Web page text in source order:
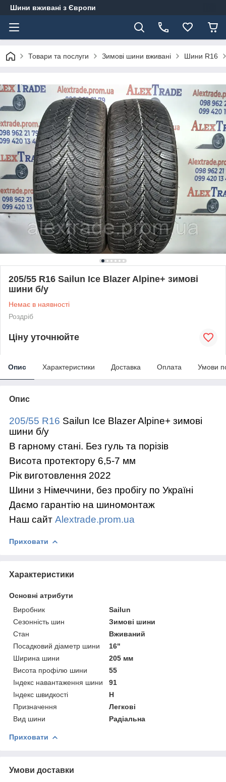
Шини вживані з Європи
Товари та послуги Зимові шини вживані Шини R16
205/55 R16 Sailun Ice Blazer Alpine+ зимові
шини б/у
Немає в наявності
Роздріб
Ціну уточнюйте
Опис Характеристики Доставка Оплата Умови
Опис
205/55 R16 Sailun Ice Blazer Alpine+ зимові
шини б/у
В гарному стані. Без гуль та порізів
Висота протектору 6,5-7 мм
Рік виготовлення 2022
Шини з Німеччини, без пробігу по Україні
Даємо гарантію на шиномонтаж
Наш сайт Alextrade.prom.ua
Приховати
Характеристики
Основні атрибути
Виробник
Sailun
Сезонність шин
Зимові шини
Стан
Вживаний
Посадковий діаметр шини
16"
Ширина шини
205 мм
Висота профілю шини
55
Індекс навантаження шини
91
Індекс швидкості
H
Призначення
Легкові
Вид шини
Радіальна
Приховати
Умови доставки